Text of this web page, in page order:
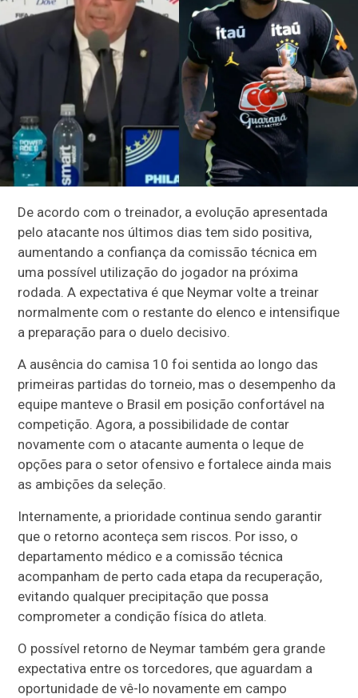
De acordo com o treinador, a evolução apresentada
pelo atacante nos últimos dias tem sido positiva,
aumentando a confiança da comissão técnica em
uma possível utilização do jogador na próxima
rodada. A expectativa é que Neymar volte a treinar
normalmente com o restante do elenco e intensifique
a preparação para o duelo decisivo.
A ausência do camisa 10 foi sentida ao longo das
primeiras partidas do torneio, mas o desempenho da
equipe manteve o Brasil em posição confortável na
competição. Agora, a possibilidade de contar
novamente com o atacante aumenta o leque de
opções para o setor ofensivo e fortalece ainda mais
as ambições da seleção.
Internamente, a prioridade continua sendo garantir
que o retorno aconteça sem riscos. Por isso, o
departamento médico e a comissão técnica
acompanham de perto cada etapa da recuperação,
evitando qualquer precipitação que possa
comprometer a condição física do atleta.
O possível retorno de Neymar também gera grande
expectativa entre os torcedores, que aguardam a
oportunidade de vê-lo novamente em campo